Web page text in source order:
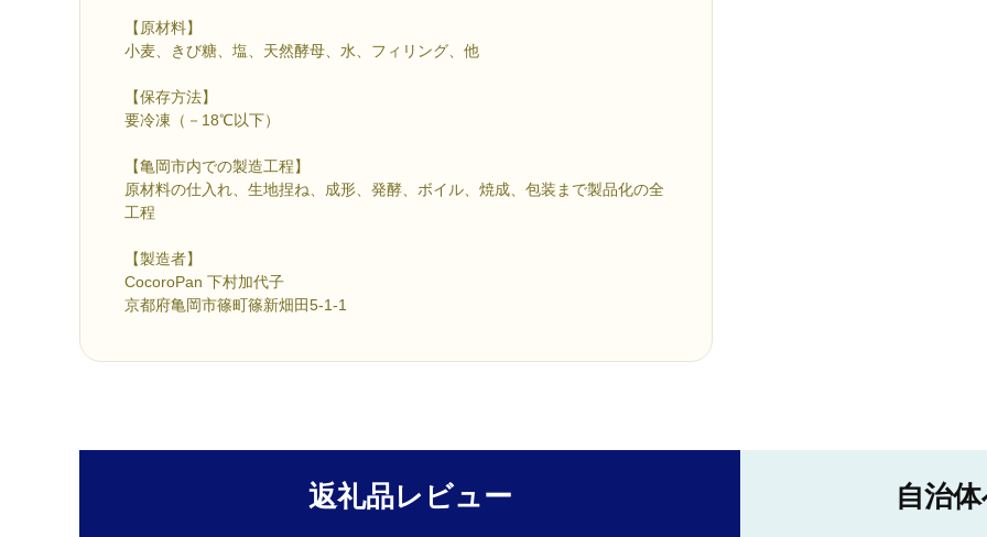
【原材料】
小麦、きび糖、塩、天然酵母、水、フィリング、他
【保存方法】
要冷凍（－18℃以下）
【亀岡市内での製造工程】
原材料の仕入れ、生地捏ね、成形、発酵、ボイル、焼成、包装まで製品化の全
工程
【製造者】
CocoroPan 下村加代子
京都府亀岡市篠町篠新畑田5-1-1
返礼品レビュー 自治